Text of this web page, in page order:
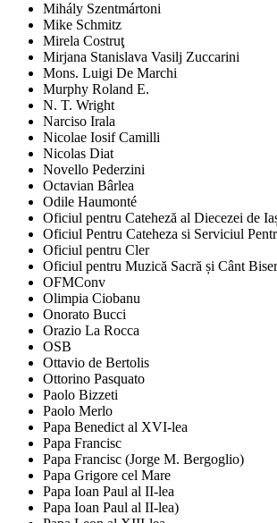
Mihály Szentmártoni
Mike Schmitz
Mirela Costruţ
Mirjana Stanislava Vasilj Zuccarini
Mons. Luigi De Marchi
Murphy Roland E.
N. T. Wright
Narciso Irala
Nicolae Iosif Camilli
Nicolas Diat
Novello Pederzini
Octavian Bârlea
Odile Haumonté
Oficiul pentru Cateheză al Diecezei de
Oficiul Pentru Cateheza si Serviciul
Oficiul pentru Cler
Oficiul pentru Muzică Sacră și Cânt
OFMConv
Olimpia Ciobanu
Onorato Bucci
Orazio La Rocca
OSB
Ottavio de Bertolis
Ottorino Pasquato
Paolo Bizzeti
Paolo Merlo
Papa Benedict al XVI-lea
Papa Francisc
Papa Francisc (Jorge M. Bergoglio)
Papa Grigore cel Mare
Papa Ioan Paul al II-lea
Papa Ioan Paul al II-lea)